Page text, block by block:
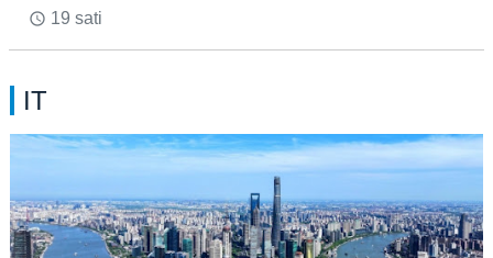
access_time 19 sati
IT